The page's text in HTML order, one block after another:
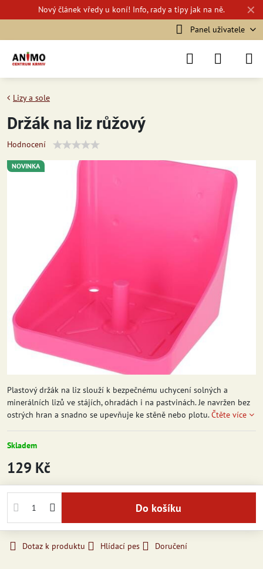
✕
Novýčlánek vředy u koní! Info, rady a tipy jak na ně.
Panel uživatele
NOVINKA
Lizy a sole
Držák na liz růžový
Hodnocení
Plastový držák na liz slouží k bezpečnému uchycení solných a
minerálních lizů ve stájích, ohradách i na pastvinách. Je navržen bez
ostrých hran a snadno se upevňuje ke stěně nebo plotu.Čtěte více
Skladem
129 Kč
Do košíku
Dotaz k produktu Hlídací pes Doručení